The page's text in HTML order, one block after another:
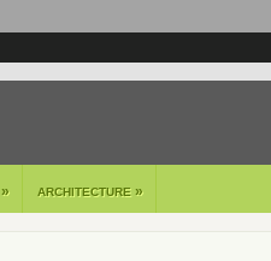
» ARCHITECTURE »